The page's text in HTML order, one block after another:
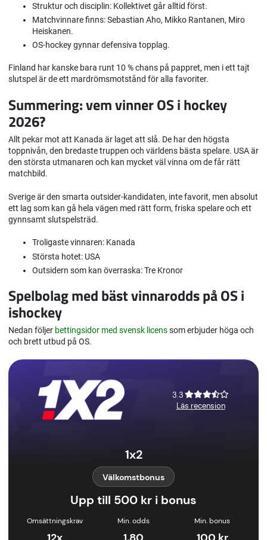
Struktur och disciplin: Kollektivet går alltid först.
Matchvinnare finns: Sebastian Aho, Mikko Rantanen, Miro
Heiskanen.
OS-hockey gynnar defensiva topplag.
Finland har kanske bara runt 10 % chans på pappret, men i ett tajt
slutspel är de ett mardrömsmotstånd för alla favoriter.
Summering: vem vinner OS i hockey
2026?
Allt pekar mot att Kanada är laget att slå. De har den högsta
toppnivån, den bredaste truppen och världens bästa spelare. USA är
den största utmanaren och kan mycket väl vinna om de får rätt
matchbild.
Sverige är den smarta outsider-kandidaten, inte favorit, men absolut
ett lag som kan gå hela vägen med rätt form, friska spelare och ett
gynnsamt slutspelsträd.
Troligaste vinnaren: Kanada
Största hotet: USA
Outsidern som kan överraska: Tre Kronor
Spelbolag med bäst vinnarodds på OS i
ishockey
Nedan följer bettingsidor med svensk licenssom erbjuder höga och
och brett utbud på OS.
3.3
Läs recension
1x2
Välkomstbonus
Upp till 500 kr i bonus
Omsättningskrav Min. odds Min. bonus